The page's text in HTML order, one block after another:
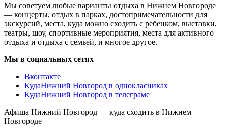
Мы советуем любые варианты отдыха в Нижнем Новгороде
— концерты, отдых в парках, достопримечательности для
экскурсий, места, куда можно сходить с ребенком, выставки,
театры, шоу, спортивные мероприятия, места для активного
отдыха и отдыха с семьей, и многое другое.
Мы в социальных сетях
Вконтакте
КудаНижний Новгород в однокласниках
КудаНижний Новгород в телеграме
Афиша Нижний Новгород — куда сходить в Нижнем
Новгороде